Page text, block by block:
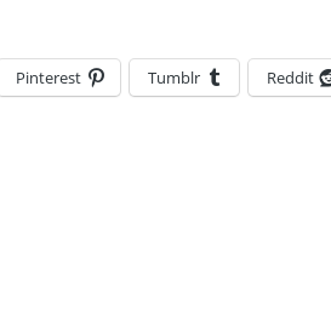
Reddit
Tumblr
Pinterest